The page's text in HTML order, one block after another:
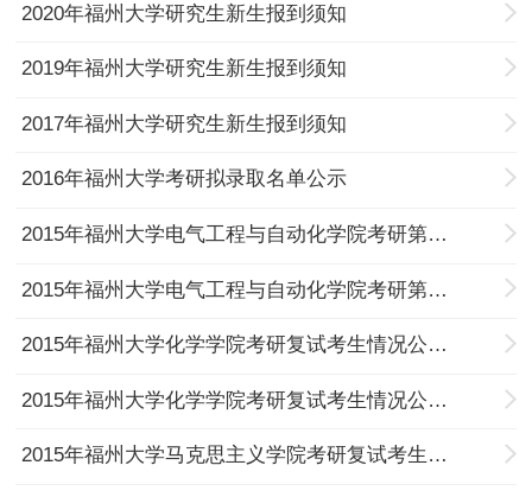
2020年福州大学研究生新生报到须知
2019年福州大学研究生新生报到须知
2017年福州大学研究生新生报到须知
2016年福州大学考研拟录取名单公示
2015年福州大学电气工程与自动化学院考研第二次调剂复试方案
2015年福州大学电气工程与自动化学院考研第一批复试考生情况汇总（不含推免生）
2015年福州大学化学学院考研复试考生情况公示（第二批）
2015年福州大学化学学院考研复试考生情况公示（第一批）
2015年福州大学马克思主义学院考研复试考生成绩